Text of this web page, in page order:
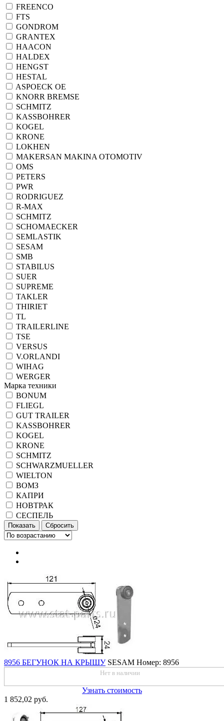
FREENCO
FTS
GONDROM
GRANTEX
HAACON
HALDEX
HENGST
HESTAL
ASPOECK ОЕ
KNORR BREMSE
SСHMITZ
KASSBOHRER
KOGEL
KRONE
LOKHEN
MAKERSAN MAKINA OTOMOTIV
OMS
PETERS
PWR
RODRIGUEZ
R-MAX
SCHMITZ
SCHOMAECKER
SEMLASTIK
SESAM
SMB
STABILUS
SUER
SUPREME
TAKLER
THIRIET
TL
TRAILERLINE
TSE
VERSUS
V.ORLANDI
WIHAG
WERGER
Марка техники
BONUM
FLIEGL
GUT TRAILER
KASSBOHRER
KOGEL
KRONE
SCHMITZ
SCHWARZMUELLER
WIELTON
ВОМЗ
КАПРИ
НОВТРАК
СЕСПЕЛЬ
8956 БЕГУНОК НА КРЫШУ SESAM Номер: 8956
Нет в наличии
Узнать стоимость
1 852,02 руб.